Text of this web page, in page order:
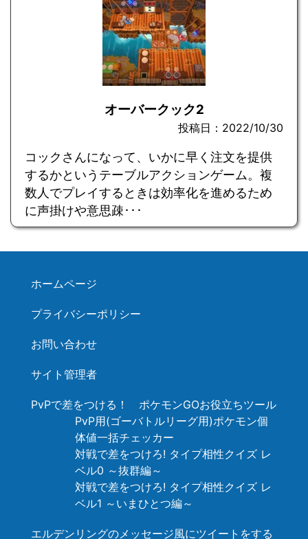
オーバークック2
投稿日：2022/10/30
コックさんになって、いかに早く注文を提供
するかというテーブルアクションゲーム。複
数人でプレイするときは効率化を進めるため
に声掛けや意思疎･･･
ホームページ
プライバシーポリシー
お問い合わせ
サイト管理者
PvPで差をつける！ ポケモンGOお役立ちツール
PvP用(ゴーバトルリーグ用)ポケモン個
体値一括チェッカー
対戦で差をつけろ! タイプ相性クイズ レ
ベル0 ～抜群編～
対戦で差をつけろ! タイプ相性クイズ レ
ベル1 ～いまひとつ編～
エルデンリングのメッセージ風にツイートをする